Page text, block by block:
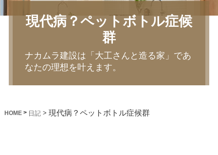
現代病？ペットボトル症候
群
ナカムラ建設は「大工さんと造る家」であ
なたの理想を叶えます。
HOME> 日記 > 現代病？ペットボトル症候群